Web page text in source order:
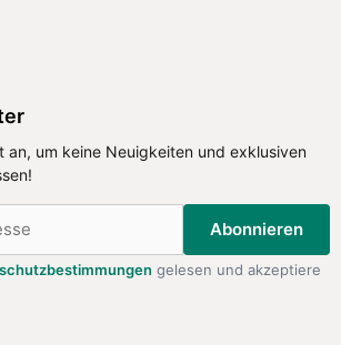
an, um keine Neuigkeiten und exklusiven
Abonnieren
gelesen und akzeptiere
zu verpassen!
Abonnieren